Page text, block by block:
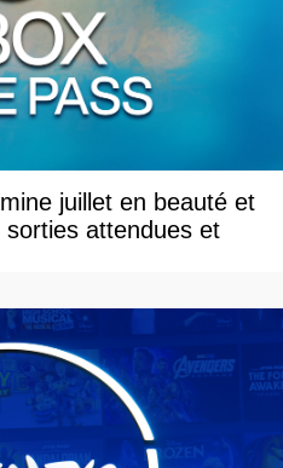
juillet en beauté et
sorties attendues et